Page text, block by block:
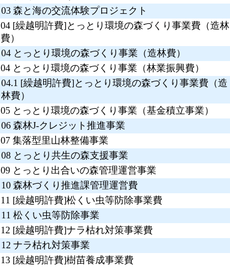
03 森と海の交流体験プロジェクト
04 [繰越明許費]とっとり環境の森づくり事業費（造林
費）
04 とっとり環境の森づくり事業（造林費）
04 とっとり環境の森づくり事業（林業振興費）
04.1 [繰越明許費]とっとり環境の森づくり事業費（造
林費）
05 とっとり環境の森づくり事業（基金積立事業）
06 森林J-クレジット推進事業
07 集落型里山林整備事業
08 とっとり共生の森支援事業
09 とっとり出合いの森管理運営事業
10 森林づくり推進課管理運営費
11 [繰越明許費]松くい虫等防除事業費
11 松くい虫等防除事業
12 [繰越明許費]ナラ枯れ対策事業費
12 ナラ枯れ対策事業
13 [繰越明許費]樹苗養成事業費